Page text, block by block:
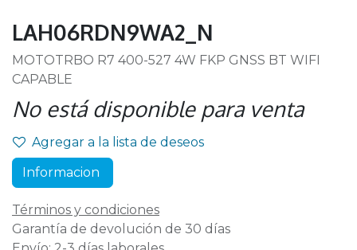
LAH06RDN9WA2_N
MOTOTRBO R7 400-527 4W FKP GNSS BT WIFI
CAPABLE
No está disponible para venta
Agregar a la lista de deseos
Informacion
Términos y condiciones
Garantía de devolución de 30 días